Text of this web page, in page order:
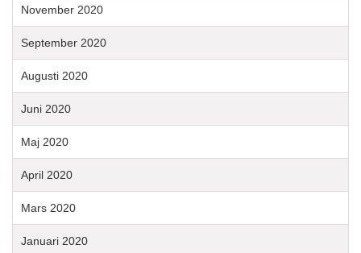
November 2020
September 2020
Augusti 2020
Juni 2020
Maj 2020
April 2020
Mars 2020
Januari 2020